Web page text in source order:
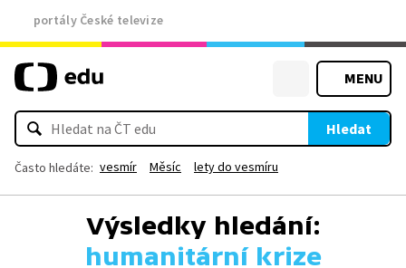
portály České televize
MENU
Hledat
Často hledáte: vesmír Měsíc lety do vesmíru
Výsledky hledání:
humanitární krize